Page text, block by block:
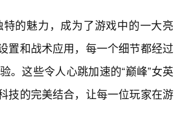
的魅力，成为了游戏中的一大亮
置和战术应用，每一个细节都经过
。这些令人心跳加速的“巅峰”女英
技的完美结合，让每一位玩家在游